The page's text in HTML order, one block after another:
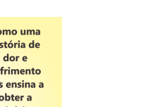
começa a ser emitido